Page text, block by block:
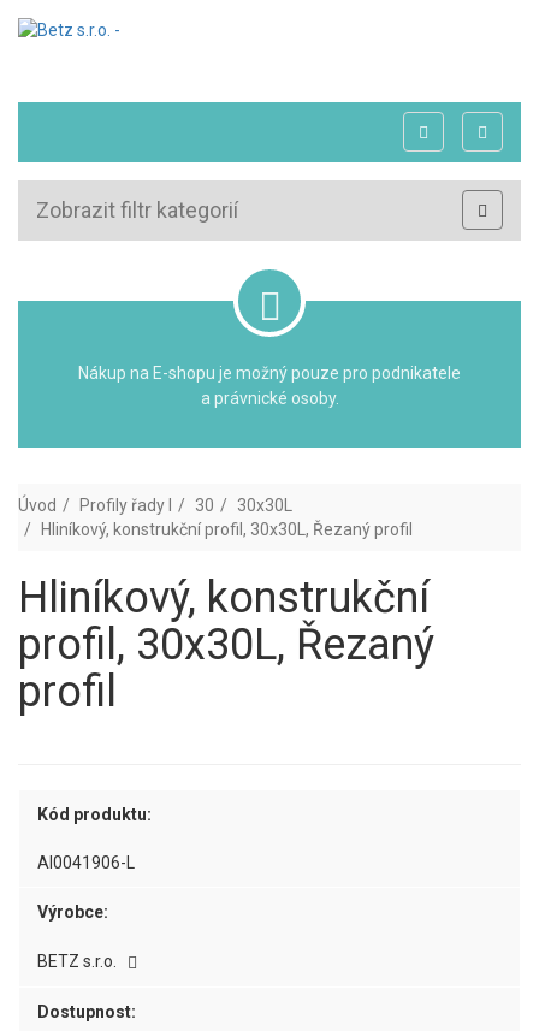
Zobrazit filtr kategorií
Nákup na E-shopu je možný pouze pro podnikatele
a právnické osoby.
Úvod Profily řady I 30
30x30L
Hliníkový, konstrukční profil, 30x30L, Řezaný profil
Hliníkový, konstrukční
profil, 30x30L, Řezaný
profil
Kód produktu:
AI0041906-L
Výrobce:
BETZ s.r.o.
Dostupnost: